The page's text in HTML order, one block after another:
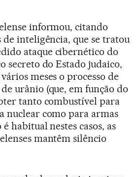
informou, citando
de inteligência, que se tratou
ataque cibernético do
secreto do Estado judaico,
meses o processo de
urânio (que, em função do
tanto combustível para
nuclear como para armas
habitual nestes casos, as
mantêm silêncio